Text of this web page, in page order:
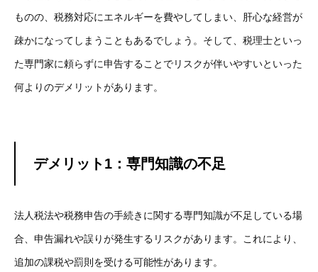
ものの、税務対応にエネルギーを費やしてしまい、肝心な経営が
疎かになってしまうこともあるでしょう。そして、税理士といっ
た専門家に頼らずに申告することでリスクが伴いやすいといった
何よりのデメリットがあります。
デメリット1：専門知識の不足
法人税法や税務申告の手続きに関する専門知識が不足している場
合、申告漏れや誤りが発生するリスクがあります。これにより、
追加の課税や罰則を受ける可能性があります。